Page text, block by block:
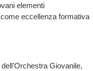
elementi
eccellenza formativa
Giovanile,